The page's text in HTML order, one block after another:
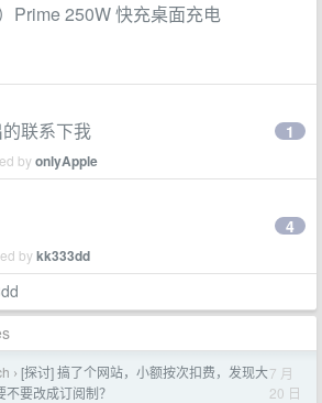
Prime 250W 快充桌面充电
联系下我
byonlyApple
1
bykk333dd
4
› [探讨] 搞了个网站，小额按次扣费，发现大
要改成订阅制？
7 月
20 日